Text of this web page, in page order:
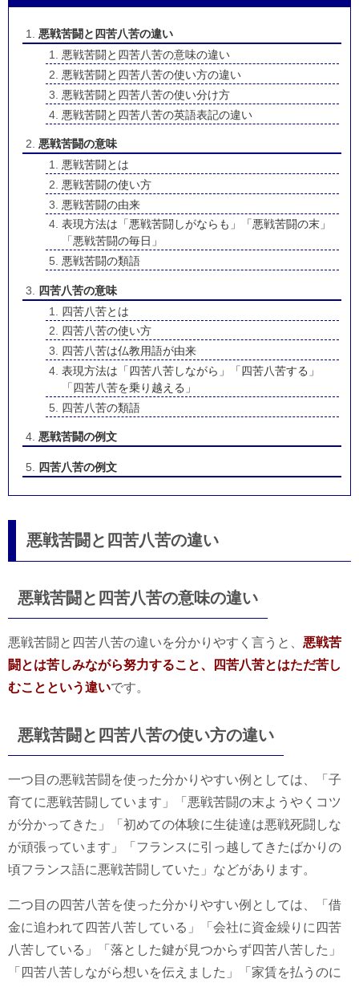
悪戦苦闘と四苦八苦の違い
悪戦苦闘と四苦八苦の意味の違い
悪戦苦闘と四苦八苦の使い方の違い
悪戦苦闘と四苦八苦の使い分け方
悪戦苦闘と四苦八苦の英語表記の違い
悪戦苦闘の意味
悪戦苦闘とは
悪戦苦闘の使い方
悪戦苦闘の由来
表現方法は「悪戦苦闘しがならも」「悪戦苦闘の末」
「悪戦苦闘の毎日」
悪戦苦闘の類語
四苦八苦の意味
四苦八苦とは
四苦八苦の使い方
四苦八苦は仏教用語が由来
表現方法は「四苦八苦しながら」「四苦八苦する」
「四苦八苦を乗り越える」
四苦八苦の類語
悪戦苦闘の例文
四苦八苦の例文
悪戦苦闘と四苦八苦の違い
悪戦苦闘と四苦八苦の意味の違い
悪戦苦闘と四苦八苦の違いを分かりやすく言うと、 悪戦苦
闘とは苦しみながら努力すること、四苦八苦とはただ苦し
むことという違いです。
悪戦苦闘と四苦八苦の使い方の違い
一つ目の悪戦苦闘を使った分かりやすい例としては、「子
育てに悪戦苦闘しています」「悪戦苦闘の末ようやくコツ
が分かってきた」「初めての体験に生徒達は悪戦死闘しな
が頑張っています」「フランスに引っ越してきたばかりの
頃フランス語に悪戦苦闘していた」などがあります。
二つ目の四苦八苦を使った分かりやすい例としては、「借
金に追われて四苦八苦している」「会社に資金繰りに四苦
八苦している」「落とした鍵が見つからず四苦八苦した」
「四苦八苦しながら想いを伝えました」「家賃を払うのに